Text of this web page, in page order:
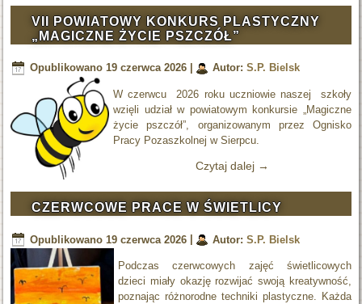
VII POWIATOWY KONKURS PLASTYCZNY
„MAGICZNE ŻYCIE PSZCZÓŁ”
Opublikowano 19 czerwca 2026 Autor: S.P. Bielsk
W czerwcu 2026 roku uczniowie naszej szkoły
wzięli udział w powiatowym konkursie „Magiczne
życie pszczół”, organizowanym przez Ognisko
Pracy Pozaszkolnej w Sierpcu.
Czytaj dalej →
CZERWCOWE PRACE W ŚWIETLICY
Opublikowano 19 czerwca 2026 Autor: S.P. Bielsk
Podczas czerwcowych zajęć świetlicowych
dzieci miały okazję rozwijać swoją kreatywność,
poznając różnorodne techniki plastyczne. Każda